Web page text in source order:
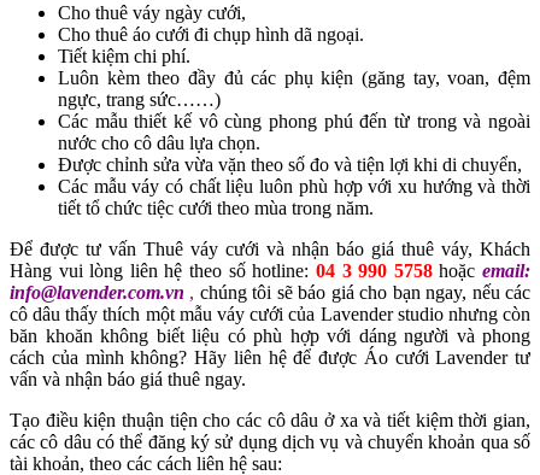
Cho thuê váy ngày cưới,
Cho thuê áo cưới đi chụp hình dã ngoại.
Tiết kiệm chi phí.
Luôn kèm theo đầy đủ các phụ kiện (găng tay, voan, đệm
ngực, trang sức……)
Các mẫu thiết kế vô cùng phong phú đến từ trong và ngoài
nước cho cô dâu lựa chọn.
Được chỉnh sửa vừa vặn theo số đo và tiện lợi khi di chuyển,
Các mẫu váy có chất liệu luôn phù hợp với xu hướng và thời
tiết tổ chức tiệc cưới theo mùa trong năm.
Để được tư vấn Thuê váy cưới và nhận báo giá thuê váy, Khách
Hàng vui lòng liên hệ theo số hotline: 04 3 990 5758hoặcemail:
info@lavender.com.vn , chúng tôi sẽ báo giá cho bạn ngay, nếu các
cô dâu thấy thích một mẫu váy cưới của Lavender studio nhưng còn
băn khoăn không biết liệu có phù hợp với dáng người và phong
cách của mình không? Hãy liên hệ để được Áo cưới Lavender tư
vấn và nhận báo giá thuê ngay.
Tạo điều kiện thuận tiện cho các cô dâu ở xa và tiết kiệm thời gian,
các cô dâu có thể đăng ký sử dụng dịch vụ và chuyển khoản qua số
tài khoản, theo các cách liên hệ sau: